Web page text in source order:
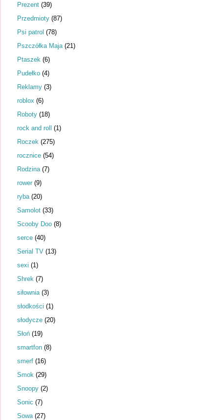
Prezent (39)
Przedmioty (87)
Psi patrol (78)
Pszczółka Maja (21)
Ptaszek (6)
Pudełko (4)
Reklamy (3)
roblox (6)
Roboty (18)
rock and roll (1)
Roczek (275)
rocznice (54)
Rodzina (7)
rower (9)
ryba (20)
Samolot (33)
Scooby Doo (8)
serce (40)
Serial TV (13)
sexi (1)
Shrek (7)
siłownia (3)
słodkości (1)
słodycze (20)
Słoń (19)
smartfon (8)
smerf (16)
Smok (29)
Snoopy (2)
Sonic (7)
Sowa (27)